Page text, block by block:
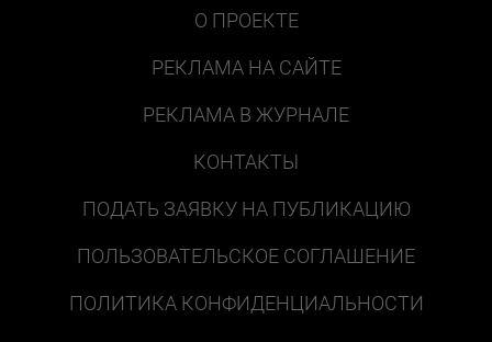
О ПРОЕКТЕ
РЕКЛАМА НА САЙТЕ
РЕКЛАМА В ЖУРНАЛЕ
КОНТАКТЫ
ПОДАТЬ ЗАЯВКУ НА ПУБЛИКАЦИЮ
ПОЛЬЗОВАТЕЛЬСКОЕ СОГЛАШЕНИЕ
ПОЛИТИКА КОНФИДЕНЦИАЛЬНОСТИ